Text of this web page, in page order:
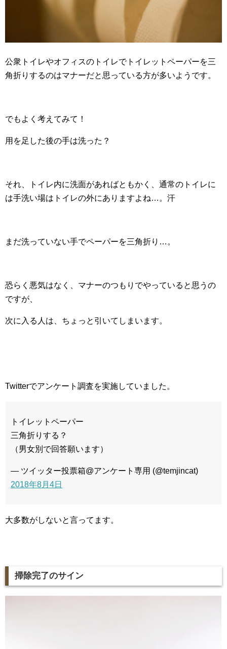
公衆トイレやオフィスのトイレでトイレットペーパーを三
角折りするのはマナーだと思っている方が多いようです。
でもよく考えてみて！
用を足した後の手は洗った？
それ、トイレ内に洗面があればともかく、通常のトイレに
は手洗い場はトイレの外にありますよね…。汗
まだ洗っていない手でペーパーを三角折り…。
恐らく悪気はなく、マナーのつもりでやっていると思うの
ですが、
次に入る人は、ちょっと引いてしまいます。
Twitterでアンケート調査を実施していました。
トイレットペーパー
三角折りする？
（男女別で回答願います）
— ツイッター投票箱@アンケート専用 (@temjincat)
2018年8月4日
大多数がしないと言ってます。
掃除完了のサイン